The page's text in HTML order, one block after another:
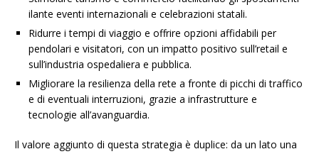
ilante eventi internazionali e celebrazioni statali.
Ridurre i tempi di viaggio e offrire opzioni affidabili per
pendolari e visitatori, con un impatto positivo sull’retail e
sull’industria ospedaliera e pubblica.
Migliorare la resilienza della rete a fronte di picchi di traffico
e di eventuali interruzioni, grazie a infrastrutture e
tecnologie all’avanguardia.
Il valore aggiunto di questa strategia è duplice: da un lato una